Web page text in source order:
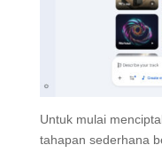
Untuk mulai
tahapan sederhana